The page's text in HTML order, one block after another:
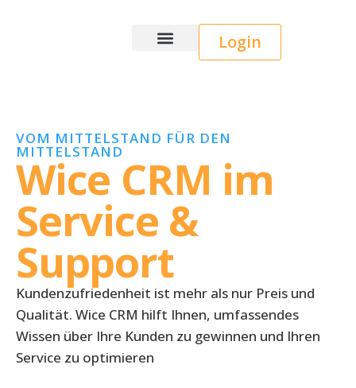
Login
VOM MITTELSTAND FÜR DEN
MITTELSTAND
Wice CRM im
Service &
Support
Kundenzufriedenheit ist mehr als nur Preis und
Qualität. Wice CRM hilft Ihnen, umfassendes
Wissen über Ihre Kunden zu gewinnen und Ihren
Service zu optimieren